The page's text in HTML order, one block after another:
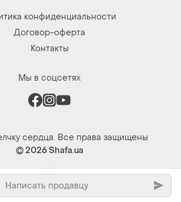
конфиденциальности
Договор-оферта
Контакты
Мы в соцсетях
сердца. Все права защищены
© 2026Shafa.ua